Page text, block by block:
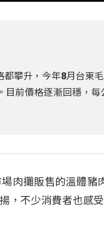
攀升，今年8月台東
目前價格逐漸回穩，
肉攤販售的溫體
，不少消費者也感